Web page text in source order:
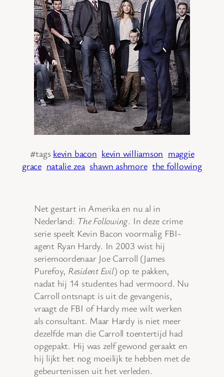
#tags kevin bacon kevin williamson maggie
grace natalie zea shawn ashmore the following
Net gestart in Amerika en nu al in
Nederland: The Following. In deze crime
serie speelt Kevin Bacon voormalig FBI-
agent Ryan Hardy. In 2003 wist hij
seriemoordenaar Joe Carroll (James
Purefoy, Resident Evil) op te pakken,
nadat hij 14 studentes had vermoord. Nu
Carroll ontsnapt is uit de gevangenis,
vraagt de FBI of Hardy mee wilt werken
als consultant. Maar Hardy is niet meer
dezelfde man die Carroll toentertijd had
opgepakt. Hij was zelf gewond geraakt en
hij lijkt het nog moeilijk te hebben met de
gebeurtenissen uit het verleden.